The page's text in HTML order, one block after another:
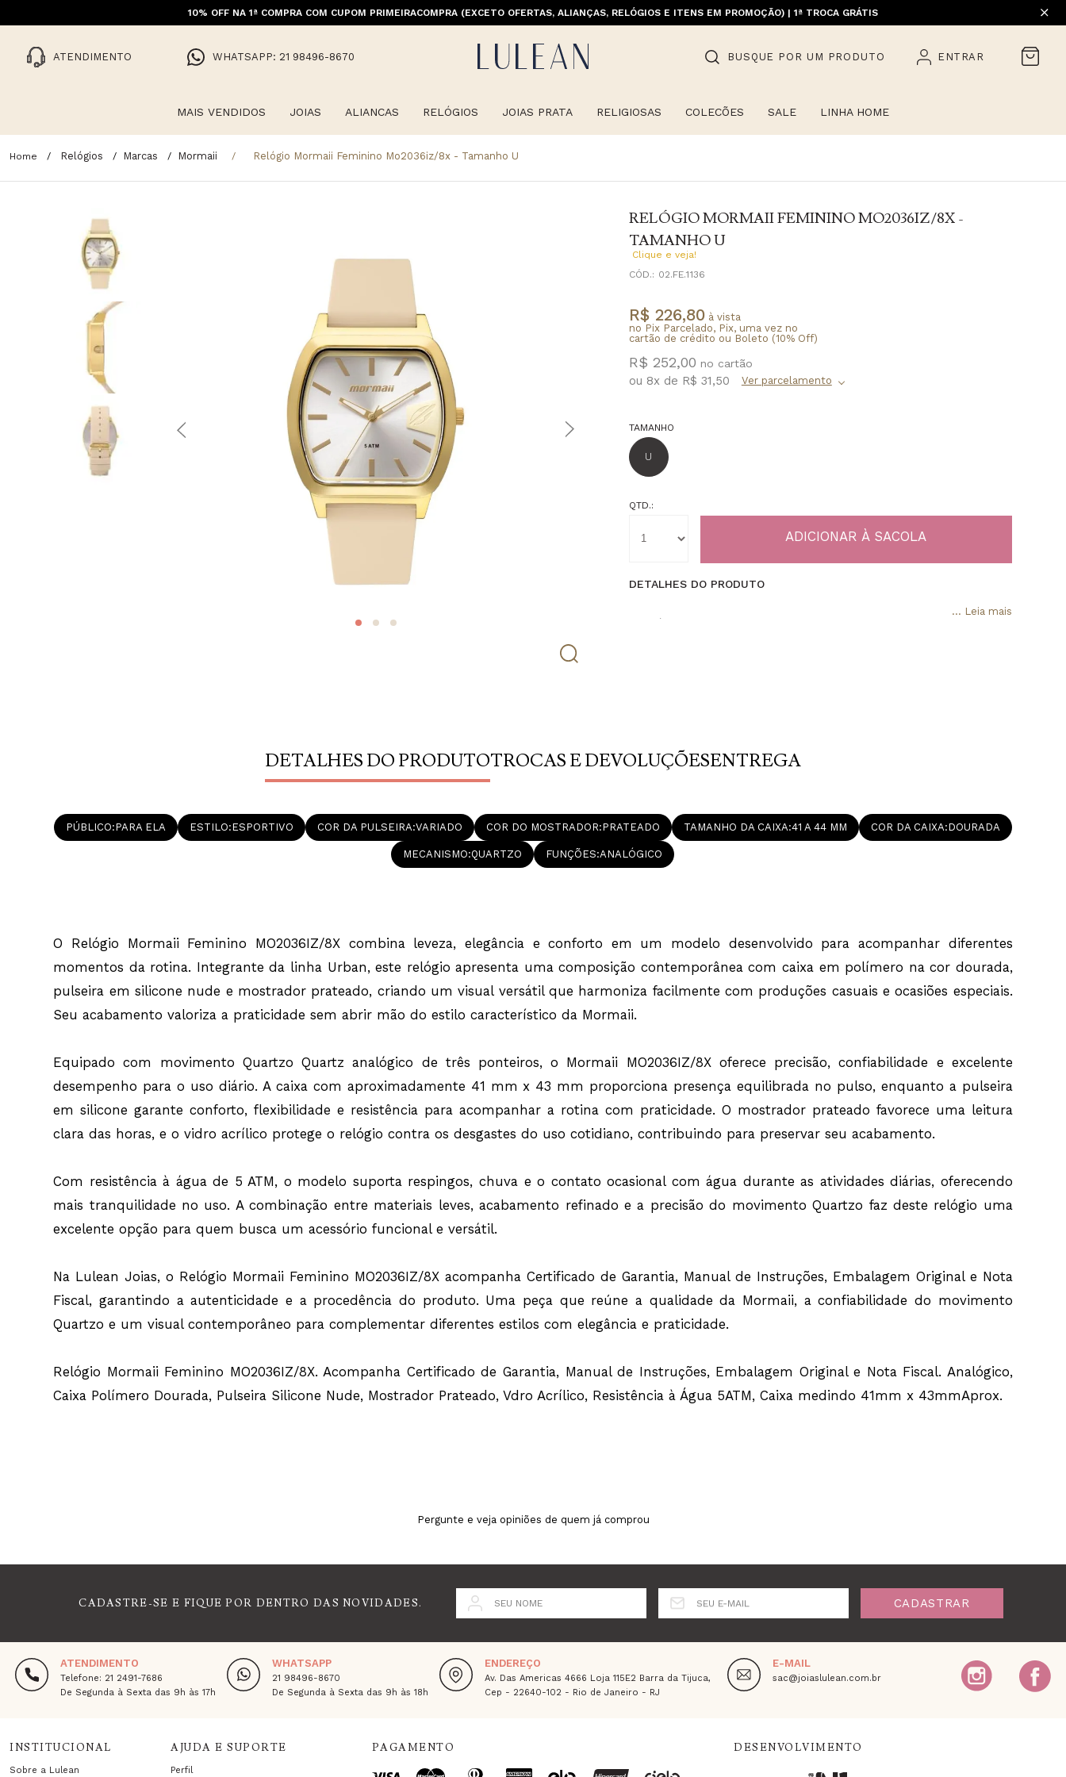
10% OFF NA 1ª COMPRA COM CUPOM PRIMEIRACOMPRA (EXCETO OFERTAS, ALIANÇAS, RELÓGIOS E ITENS EM PROMOÇÃO) | 1ª TROCA GRÁTIS
ATENDIMENTO WHATSAPP: 21 98496-8670 BUSQUE POR UM PRODUTO ENTRAR
MAIS VENDIDOS JOIAS ALIANCAS RELÓGIOS JOIAS PRATA RELIGIOSAS COLECÕES SALE LINHA HOME
Relógios Marcas Mormaii Relógio Mormaii Feminino Mo2036iz/8x - Tamanho U
RELÓGIO MORMAII FEMININO MO2036IZ/8X -
TAMANHO U
Clique e veja!
CÓD.: 02.FE.1136
R$ 226,80à vista
no Pix Parcelado, Pix, uma vez no
cartão de crédito ou Boleto (10% Off)
R$ 252,00
ou 8x de R$ 31,50
TAMANHO
U
QTD.:
DETALHES DO PRODUTO
desempenho para o uso diário. A caixa com aproximadamente 41 mm x 43
mm proporciona presença equilibrada no pulso, enquanto a pulseira em
cotidiano, contribuindo para preservar seu acabamento.
Com resistência à água de 5 ATM, o modelo suporta respingos, chuva e o
contato ocasional com água durante as atividades diárias, oferecendo mais
tranquilidade no uso. A combinação entre materiais leves, acabamento
que reúne a qualidade da Mormaii, a confiabilidade do movimento Quartzo
elegância e praticidade.
Relógio Mormaii Feminino MO2036IZ/8X. Acompanha Certificado de
Analógico, Caixa Polímero Dourada, Pulseira Silicone Nude, Mostrador
... Leia mais
DETALHES DO PRODUTOTROCAS E DEVOLUÇÕESENTREGA
O Relógio Mormaii Feminino MO2036IZ/8X combina leveza, elegância e conforto em um modelo desenvolvido para acompanhar diferentes
momentos da rotina. Integrante da linha Urban, este relógio apresenta uma composição contemporânea com caixa em polímero na cor dourada,
pulseira em silicone nude e mostrador prateado, criando um visual versátil que harmoniza facilmente com produções casuais e ocasiões especiais.
Seu acabamento valoriza a praticidade sem abrir mão do estilo característico da Mormaii.
Equipado com movimento Quartzo Quartz analógico de três ponteiros, o Mormaii MO2036IZ/8X oferece precisão, confiabilidade e excelente
desempenho para o uso diário. A caixa com aproximadamente 41 mm x 43 mm proporciona presença equilibrada no pulso, enquanto a pulseira
em silicone garante conforto, flexibilidade e resistência para acompanhar a rotina com praticidade. O mostrador prateado favorece uma leitura
clara das horas, e o vidro acrílico protege o relógio contra os desgastes do uso cotidiano, contribuindo para preservar seu acabamento.
Com resistência à água de 5 ATM, o modelo suporta respingos, chuva e o contato ocasional com água durante as atividades diárias, oferecendo
mais tranquilidade no uso. A combinação entre materiais leves, acabamento refinado e a precisão do movimento Quartzo faz deste relógio uma
excelente opção para quem busca um acessório funcional e versátil.
Na Lulean Joias, o Relógio Mormaii Feminino MO2036IZ/8X acompanha Certificado de Garantia, Manual de Instruções, Embalagem Original e Nota
Fiscal, garantindo a autenticidade e a procedência do produto. Uma peça que reúne a qualidade da Mormaii, a confiabilidade do movimento
Quartzo e um visual contemporâneo para complementar diferentes estilos com elegância e praticidade.
Relógio Mormaii Feminino MO2036IZ/8X. Acompanha Certificado de Garantia, Manual de Instruções, Embalagem Original e Nota Fiscal. Analógico,
Caixa Polímero Dourada, Pulseira Silicone Nude, Mostrador Prateado, Vdro Acrílico, Resistência à Água 5ATM, Caixa medindo 41mm x 43mmAprox.
PÚBLICO PARA ELA ESTILO ESPORTIVO COR DA PULSEIRA VARIADO COR DO MOSTRADOR PRATEADO TAMANHO DA CAIXA 41 A 44 MM COR DA CAIXA DOURADA
MECANISMO QUARTZO FUNÇÕES ANALÓGICO
Pergunte e veja opiniões de quem já comprou
CADASTRE-SE E FIQUE POR DENTRO DAS NOVIDADES. SEU NOME SEU E-MAIL CADASTRAR
ATENDIMENTO
Telefone: 21 2491-7686
De Segunda à Sexta das 9h às 17h
WHATSAPP
21 98496-8670
De Segunda à Sexta das 9h às 18h
ENDEREÇO
Av. Das Americas 4666 Loja 115E2 Barra da Tijuca,
Cep - 22640-102 - Rio de Janeiro - RJ
E-MAIL
sac@joiaslulean.com.br
INSTITUCIONAL
Sobre a Lulean
AJUDA E SUPORTE
Perfil
PAGAMENTO DESENVOLVIMENTO